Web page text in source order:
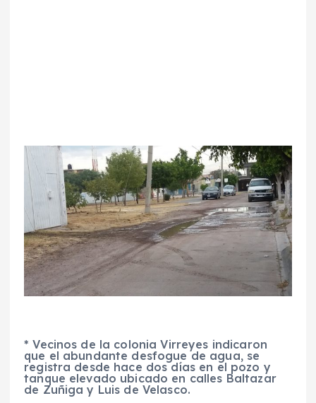
* Vecinos de la colonia Virreyes indicaron
que el abundante desfogue de agua, se
registra desde hace dos días en el pozo y
tanque elevado ubicado en calles Baltazar
de Zuñiga y Luis de Velasco.